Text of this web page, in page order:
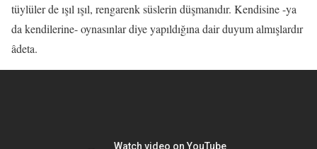
tüylüler de ışıl ışıl, rengarenk süslerin düşmanıdır. Kendisine -ya
da kendilerine- oynasınlar diye yapıldığına dair duyum almışlardır
âdeta.